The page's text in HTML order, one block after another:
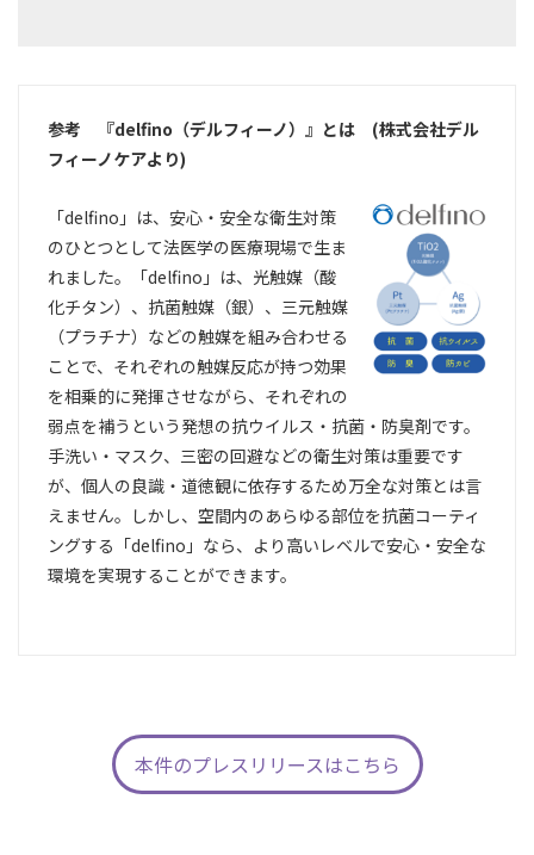
参考 『delfino（デルフィーノ）』とは (株式会社デル
フィーノケアより)
「delfino」は、安心・安全な衛生対策
のひとつとして法医学の医療現場で生ま
れました。「delfino」は、光触媒（酸
化チタン）、抗菌触媒（銀）、三元触媒
（プラチナ）などの触媒を組み合わせる
ことで、それぞれの触媒反応が持つ効果
を相乗的に発揮させながら、それぞれの
弱点を補うという発想の抗ウイルス・抗菌・防臭剤です。
手洗い・マスク、三密の回避などの衛生対策は重要です
が、個人の良識・道徳観に依存するため万全な対策とは言
えません。しかし、空間内のあらゆる部位を抗菌コーティ
ングする「delfino」なら、より高いレベルで安心・安全な
環境を実現することができます。
本件のプレスリリースはこちら